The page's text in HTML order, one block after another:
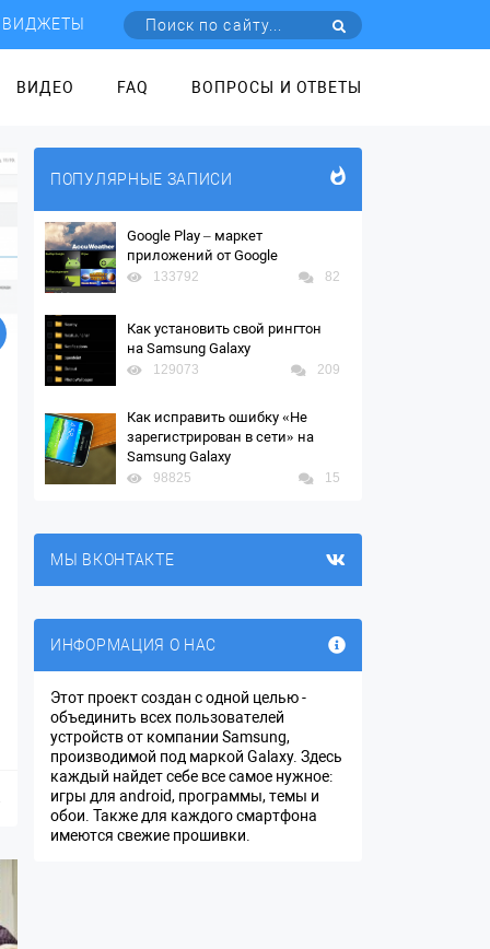
ВИДЖЕТЫ
ВИДЕО FAQ ВОПРОСЫ И ОТВЕТЫ
ПОПУЛЯРНЫЕ ЗАПИСИ
Google Play – маркет
приложений от Google
133792 82
Как установить свой рингтон
на Samsung Galaxy
129073 209
Как исправить ошибку «Не
зарегистрирован в сети» на
Samsung Galaxy
98825 15
МЫ ВКОНТАКТЕ
ИНФОРМАЦИЯ О НАС
Этот проект создан с одной целью -
объединить всех пользователей
устройств от компании Samsung,
производимой под маркой Galaxy. Здесь
каждый найдет себе все самое нужное:
игры для android, программы, темы и
обои. Также для каждого смартфона
имеются свежие прошивки.